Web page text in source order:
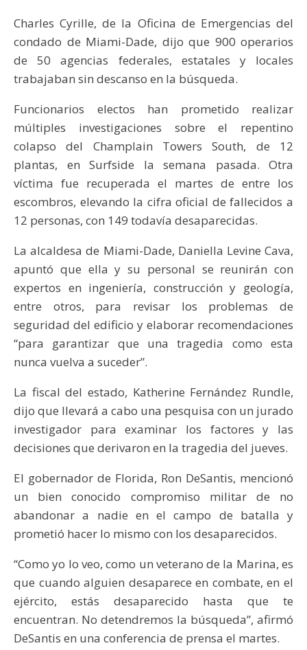
Charles Cyrille, de la Oficina de Emergencias del
condado de Miami-Dade, dijo que 900 operarios
de 50 agencias federales, estatales y locales
trabajaban sin descanso en la búsqueda.
Funcionarios electos han prometido realizar
múltiples investigaciones sobre el repentino
colapso del Champlain Towers South, de 12
plantas, en Surfside la semana pasada. Otra
víctima fue recuperada el martes de entre los
escombros, elevando la cifra oficial de fallecidos a
12 personas, con 149 todavía desaparecidas.
La alcaldesa de Miami-Dade, Daniella Levine Cava,
apuntó que ella y su personal se reunirán con
expertos en ingeniería, construcción y geología,
entre otros, para revisar los problemas de
seguridad del edificio y elaborar recomendaciones
“para garantizar que una tragedia como esta
nunca vuelva a suceder”.
La fiscal del estado, Katherine Fernández Rundle,
dijo que llevará a cabo una pesquisa con un jurado
investigador para examinar los factores y las
decisiones que derivaron en la tragedia del jueves.
El gobernador de Florida, Ron DeSantis, mencionó
un bien conocido compromiso militar de no
abandonar a nadie en el campo de batalla y
prometió hacer lo mismo con los desaparecidos.
“Como yo lo veo, como un veterano de la Marina, es
que cuando alguien desaparece en combate, en el
ejército, estás desaparecido hasta que te
encuentran. No detendremos la búsqueda”, afirmó
DeSantis en una conferencia de prensa el martes.